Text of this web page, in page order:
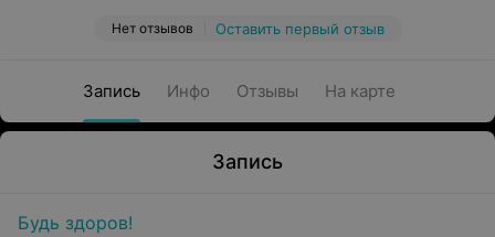
Нет отзывов Оставить первый отзыв
Запись Инфо Отзывы На карте
Запись
Будь здоров!